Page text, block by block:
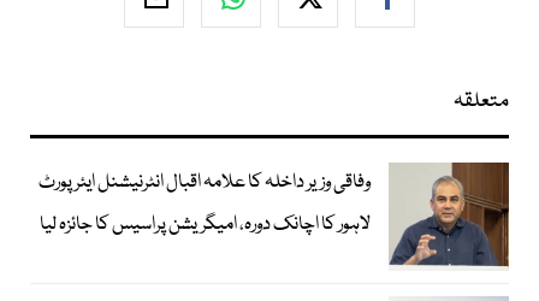
متعلقہ
وفاقی وزیر داخلہ کا علامہ اقبال انٹرنیشنل ایئرپورٹ
لاہور کا اچانک دورہ، امیگریشن پراسیس کا جائزہ لیا